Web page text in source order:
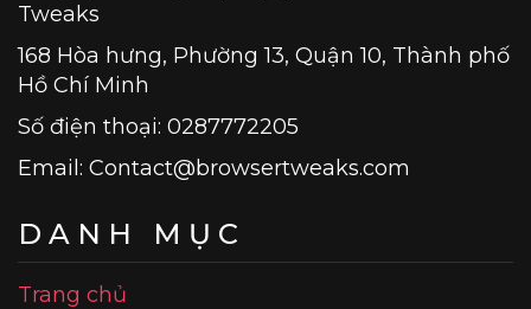
Tweaks
168 Hòa hưng, Phường 13, Quận 10, Thành phố
Hồ Chí Minh
Số điện thoại: 0287772205
Email: Contact@browsertweaks.com
DANH MỤC
Trang chủ